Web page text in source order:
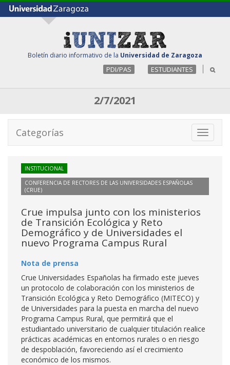
Boletín diario informativo de la Universidad de Zaragoza
PDI/PAS ESTUDIANTES
2/7/2021
Toggle
Categorías
INSTITUCIONAL
CONFERENCIA DE RECTORES DE LAS UNIVERSIDADES ESPAÑOLAS
(CRUE)
Crue impulsa junto con los ministerios
de Transición Ecológica y Reto
Demográfico y de Universidades el
nuevo Programa Campus Rural
Nota de prensa
Crue Universidades Españolas ha firmado este jueves
un protocolo de colaboración con los ministerios de
Transición Ecológica y Reto Demográfico (MITECO) y
de Universidades para la puesta en marcha del nuevo
Programa Campus Rural, que permitirá que el
estudiantado universitario de cualquier titulación realice
prácticas académicas en entornos rurales o en riesgo
de despoblación, favoreciendo así el crecimiento
económico de los mismos.